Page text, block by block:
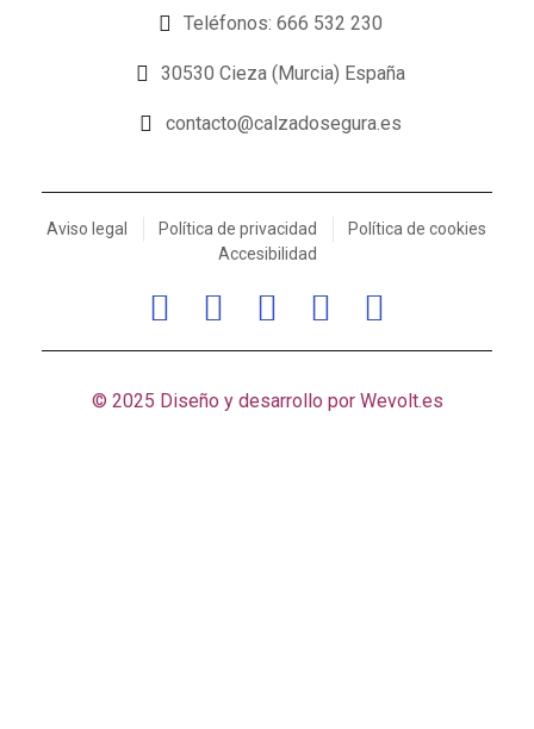
Teléfonos: 666 532 230
30530 Cieza (Murcia) España
contacto@calzadosegura.es
Aviso legal Política de privacidad
Política de cookies
Accesibilidad
© 2025 Diseño y desarrollo por Wevolt.es